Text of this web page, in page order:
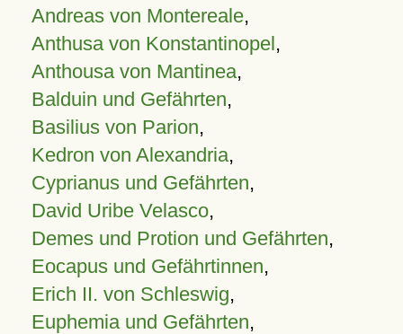
Andreas von Montereale,
Anthusa von Konstantinopel,
Anthousa von Mantinea,
Balduin und Gefährten,
Basilius von Parion,
Kedron von Alexandria,
Cyprianus und Gefährten,
David Uribe Velasco,
Demes und Protion und Gefährten,
Eocapus und Gefährtinnen,
Erich II. von Schleswig,
Euphemia und Gefährten,